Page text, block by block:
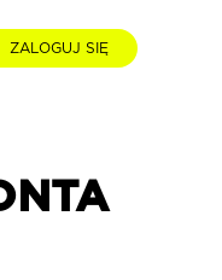
(OTWIERA SIĘ W TYM
ZALOGUJ SIĘ